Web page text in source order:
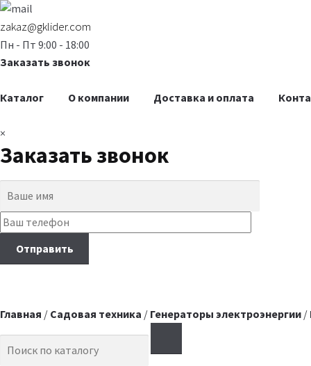
zakaz@gklider.com
Пн - Пт 9:00 - 18:00
Заказать звонок
Каталог О компании Доставка и оплата
×
Заказать звонок
Главная / Садовая техника / Генераторы электроэнергии /
Search for: